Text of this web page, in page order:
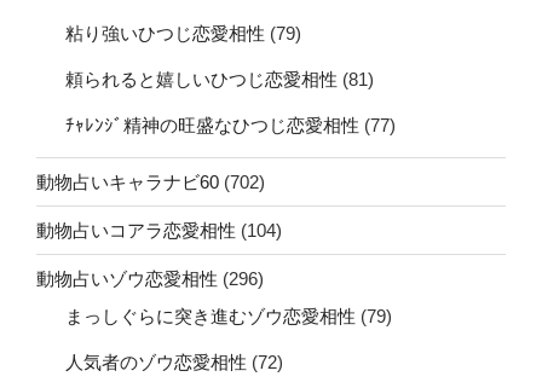
粘り強いひつじ恋愛相性 (79)
頼られると嬉しいひつじ恋愛相性 (81)
ﾁｬﾚﾝｼﾞ精神の旺盛なひつじ恋愛相性 (77)
動物占いキャラナビ60 (702)
動物占いコアラ恋愛相性 (104)
動物占いゾウ恋愛相性 (296)
まっしぐらに突き進むゾウ恋愛相性 (79)
人気者のゾウ恋愛相性 (72)